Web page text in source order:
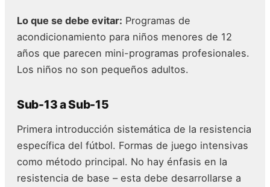
Lo que se debe evitar: Programas de
acondicionamiento para niños menores de 12
años que parecen mini-programas profesionales.
Los niños no son pequeños adultos.
Sub-13 a Sub-15
Primera introducción sistemática de la resistencia
específica del fútbol. Formas de juego intensivas
como método principal. No hay énfasis en la
resistencia de base – esta debe desarrollarse a